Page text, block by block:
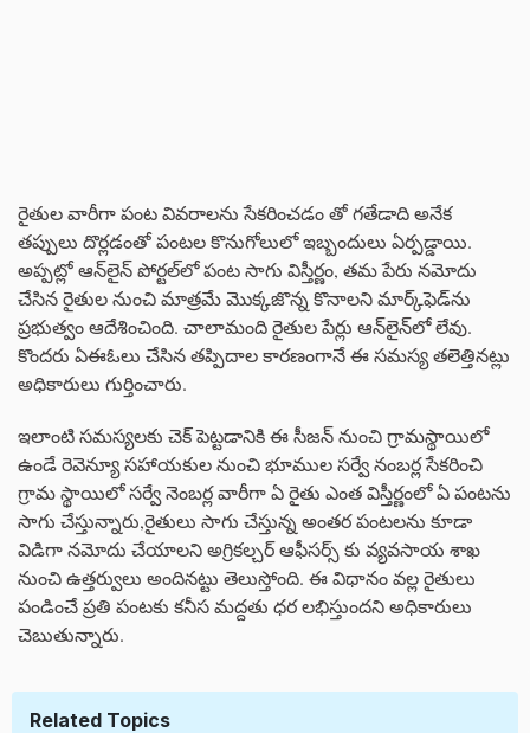
రైతుల వారీగా పంట వివరాలను సేకరించడం తో గతేడాది అనేక
తప్పులు దొర్లడంతో పంటల కొనుగోలులో ఇబ్బందులు ఏర్పడ్డాయి.
అప్పట్లో ఆన్‌లైన్‌ పోర్టల్‌లో పంట సాగు విస్తీర్ణం, తమ పేరు నమోదు
చేసిన రైతుల నుంచి మాత్రమే మొక్కజొన్న కొనాలని మార్క్‌ఫెడ్‌ను
ప్రభుత్వం ఆదేశించింది. చాలామంది రైతుల పేర్లు ఆన్‌లైన్‌లో లేవు.
కొందరు ఏఈఓలు చేసిన తప్పిదాల కారణంగానే ఈ సమస్య తలెత్తినట్లు
అధికారులు గుర్తించారు.
ఇలాంటి సమస్యలకు చెక్ పెట్టడానికి ఈ సీజన్ నుంచి గ్రామస్థాయిలో
ఉండే రెవెన్యూ సహాయకుల నుంచి భూముల సర్వే నంబర్ల సేకరించి
గ్రామ స్థాయిలో సర్వే నెంబర్ల వారీగా ఏ రైతు ఎంత విస్తీర్ణంలో ఏ పంటను
సాగు చేస్తున్నారు,రైతులు సాగు చేస్తున్న అంతర పంటలను కూడా
విడిగా నమోదు చేయాలని అగ్రికల్చర్ ఆఫీసర్స్ కు వ్యవసాయ శాఖ
నుంచి ఉత్తర్వులు అందినట్టు తెలుస్తోంది. ఈ విధానం వల్ల రైతులు
పండించే ప్రతి పంటకు కనీస మద్దతు ధర లభిస్తుందని అధికారులు
చెబుతున్నారు.
Related Topics